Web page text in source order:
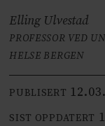
Elling Ulvestad
PROFESSOR VED
HELSE BERGEN
PUBLISERT
SIST OPPDATERT